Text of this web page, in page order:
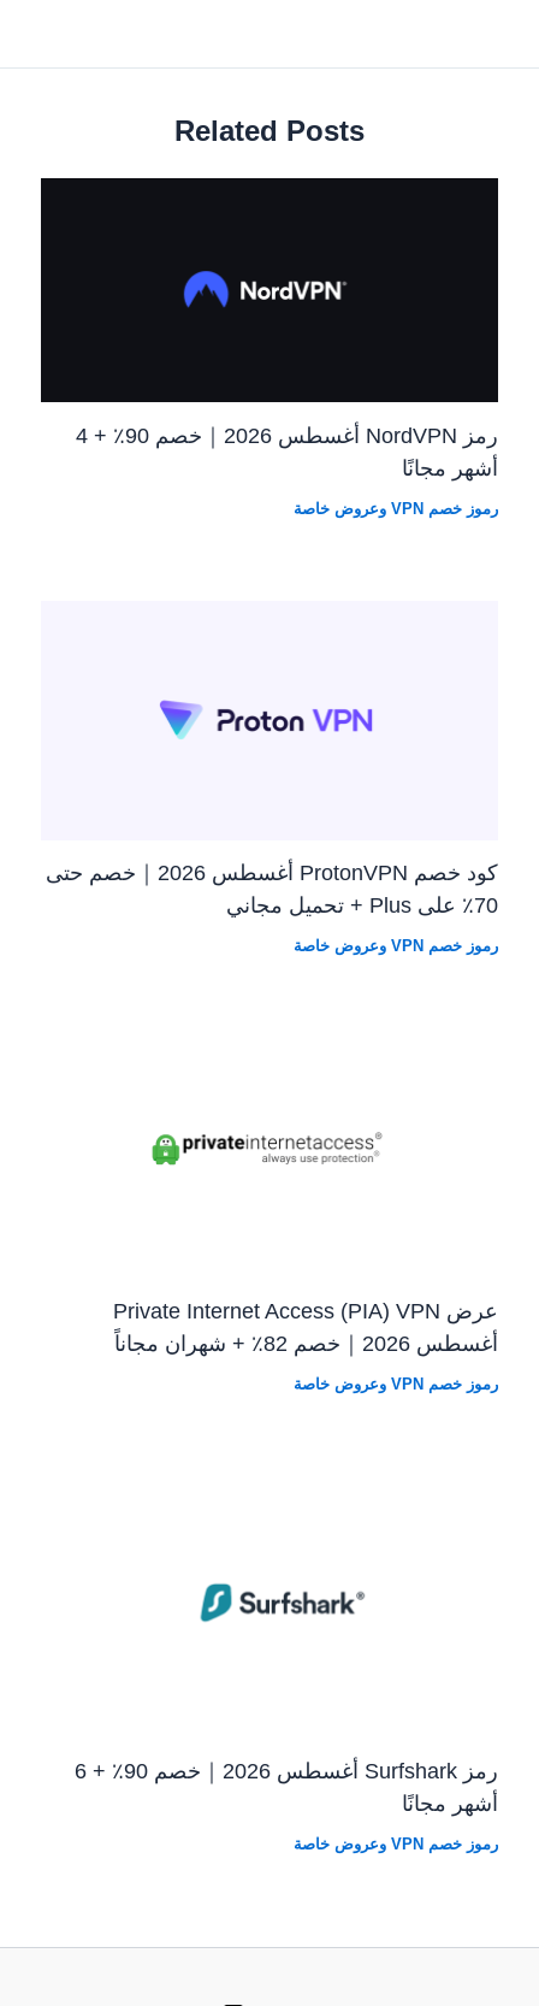
Related Posts
رمز NordVPN أغسطس 2026｜خصم 90٪ + 4
أشهر مجانًا
رموز خصم VPN وعروض خاصة
كود خصم ProtonVPN أغسطس 2026｜خصم حتى
70٪ على Plus + تحميل مجاني
رموز خصم VPN وعروض خاصة
عرض Private Internet Access (PIA) VPN
أغسطس 2026｜خصم 82٪ + شهران مجاناً
رموز خصم VPN وعروض خاصة
رمز Surfshark أغسطس 2026｜خصم 90٪ + 6
أشهر مجانًا
رموز خصم VPN وعروض خاصة